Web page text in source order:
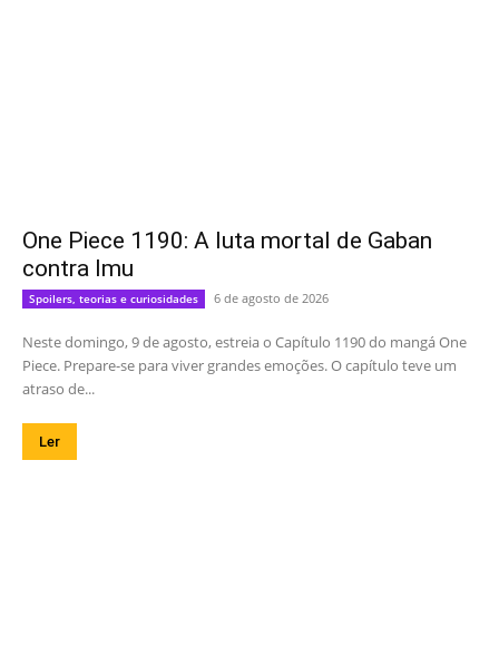
One Piece 1190: A luta mortal de Gaban
contra Imu
Spoilers, teorias e curiosidades 6 de agosto de 2026
Neste domingo, 9 de agosto, estreia o Capítulo 1190 do mangá One
Piece. Prepare-se para viver grandes emoções. O capítulo teve um
atraso de...
Ler